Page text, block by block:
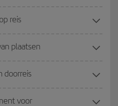
reis
plaatsen
doorreis
voor